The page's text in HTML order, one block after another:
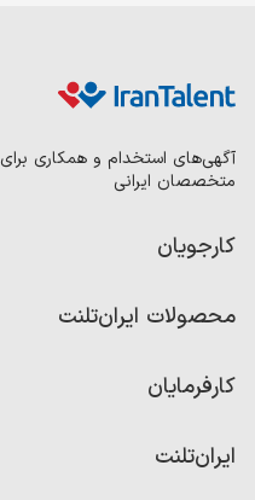
آگهی‌های استخدام و همکاری برای
متخصصان ایرانی
کارجویان
رزومه ساز
امتیاز شرکت‌ها
محصولات ایران‌تلنت
کاردیکس
کارفرمایان
ایران‌تلنت